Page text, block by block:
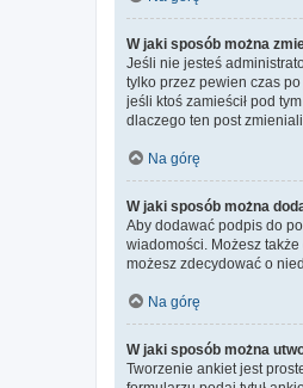
W jaki sposób można
Jeśli nie jesteś
tylko przez pewien czas
jeśli ktoś zamieścił pod
dlaczego ten post
Na górę
W jaki sposób można
Aby dodawać podpis do
wiadomości. Możesz
możesz zdecydować o
Na górę
W jaki sposób można
Tworzenie ankiet jest